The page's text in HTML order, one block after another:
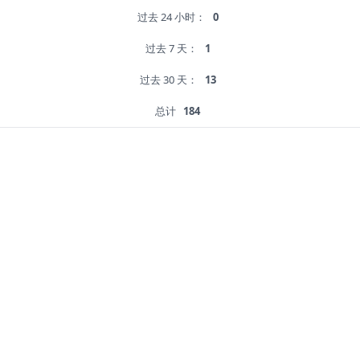
过去 24 小时： 0
过去 7 天： 1
过去 30 天： 13
总计 184